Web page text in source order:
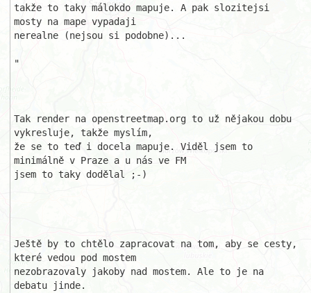
takže to taky málokdo mapuje. A pak slozitejsi
mosty na mape vypadaji
nerealne (nejsou si podobne)...
"
Tak render na openstreetmap.org to už nějakou dobu
vykresluje, takže myslím,
že se to teď i docela mapuje. Viděl jsem to
minimálně v Praze a u nás ve FM
jsem to taky dodělal ;-)
Ještě by to chtělo zapracovat na tom, aby se cesty,
které vedou pod mostem
nezobrazovaly jakoby nad mostem. Ale to je na
debatu jinde.